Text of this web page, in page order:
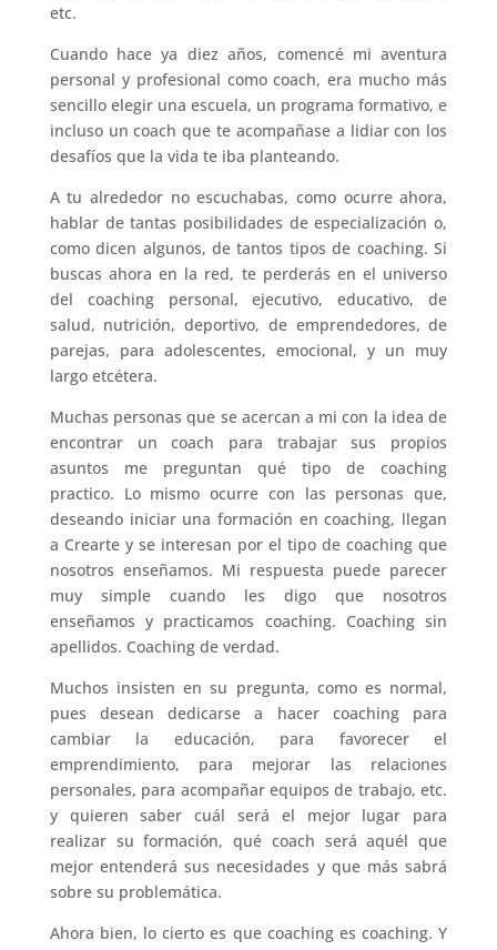
etc.
Cuando hace ya diez años, comencé mi aventura
personal y profesional como coach, era mucho más
sencillo elegir una escuela, un programa formativo, e
incluso un coach que te acompañase a lidiar con los
desafíos que la vida te iba planteando.
A tu alrededor no escuchabas, como ocurre ahora,
hablar de tantas posibilidades de especialización o,
como dicen algunos, de tantos tipos de coaching. Si
buscas ahora en la red, te perderás en el universo
del coaching personal, ejecutivo, educativo, de
salud, nutrición, deportivo, de emprendedores, de
parejas, para adolescentes, emocional, y un muy
largo etcétera.
Muchas personas que se acercan a mi con la idea de
encontrar un coach para trabajar sus propios
asuntos me preguntan qué tipo de coaching
practico. Lo mismo ocurre con las personas que,
deseando iniciar una formación en coaching, llegan
a Crearte y se interesan por el tipo de coaching que
nosotros enseñamos. Mi respuesta puede parecer
muy simple cuando les digo que nosotros
enseñamos y practicamos coaching. Coaching sin
apellidos. Coaching de verdad.
Muchos insisten en su pregunta, como es normal,
pues desean dedicarse a hacer coaching para
cambiar la educación, para favorecer el
emprendimiento, para mejorar las relaciones
personales, para acompañar equipos de trabajo, etc.
y quieren saber cuál será el mejor lugar para
realizar su formación, qué coach será aquél que
mejor entenderá sus necesidades y que más sabrá
sobre su problemática.
Ahora bien, lo cierto es que coaching es coaching. Y